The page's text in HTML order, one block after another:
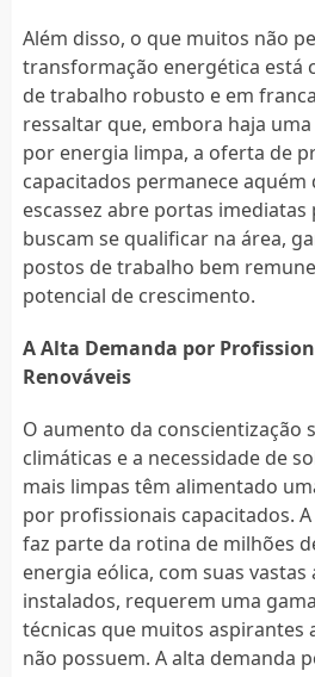
Além disso, o que muitos não
transformação energética está
de trabalho robusto e em
ressaltar que, embora haja
por energia limpa, a oferta de
capacitados permanece aquém
escassez abre portas imediatas
buscam se qualificar na área,
postos de trabalho bem
potencial de crescimento.
A Alta Demanda por
Renováveis
O aumento da conscientização
climáticas e a necessidade de
mais limpas têm alimentado
por profissionais capacitados.
faz parte da rotina de milhões
energia eólica, com suas
instalados, requerem uma
técnicas que muitos aspirantes
não possuem. A alta demanda